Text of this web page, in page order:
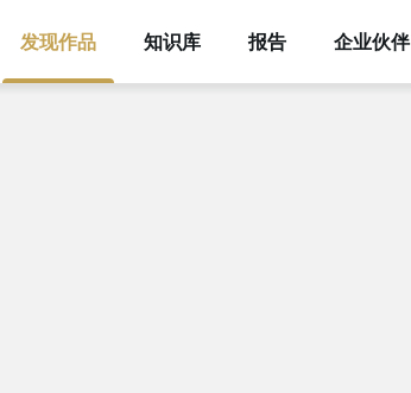
发现作品 知识库 报告 企业伙伴